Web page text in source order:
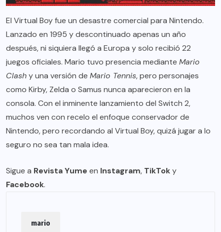
El Virtual Boy fue un desastre comercial para Nintendo.
Lanzado en 1995 y descontinuado apenas un año
después, ni siquiera llegó a Europa y solo recibió 22
juegos oficiales. Mario tuvo presencia mediante Mario
Clashy una versión de Mario Tennis, pero personajes
como Kirby, Zelda o Samus nunca aparecieron en la
consola. Con el inminente lanzamiento del Switch 2,
muchos ven con recelo el enfoque conservador de
Nintendo, pero recordando al Virtual Boy, quizá jugar a lo
seguro no sea tan mala idea.
Sigue a Revista Yume en Instagram, TikToky
Facebook.
mario